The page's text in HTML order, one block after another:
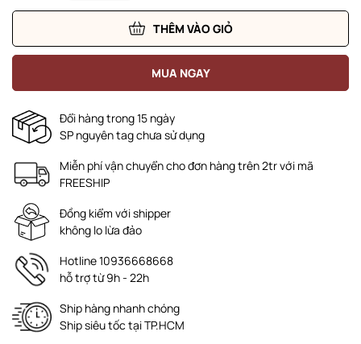
THÊM VÀO GIỎ
MUA NGAY
Đổi hàng trong 15 ngày
SP nguyên tag chưa sử dụng
Miễn phí vận chuyển cho đơn hàng trên 2tr với mã
FREESHIP
Đồng kiểm với shipper
không lo lừa đảo
Hotline 10936668668
hỗ trợ từ 9h - 22h
Ship hàng nhanh chóng
Ship siêu tốc tại TP.HCM